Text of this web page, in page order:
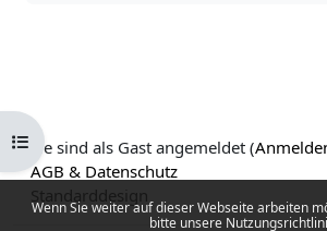
Wenn Sie weiter auf dieser Webseite arbeiten
bitte unsere
Kursindex öffnen
Sie sind als Gast angemeldet (
AGB & Datenschutz
Standarddesign